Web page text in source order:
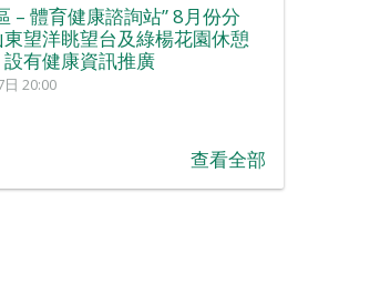
– 體育健康諮詢站” 8月份分
東望洋眺望台及綠楊花園休憩
有健康資訊推廣
20:00
查看全部